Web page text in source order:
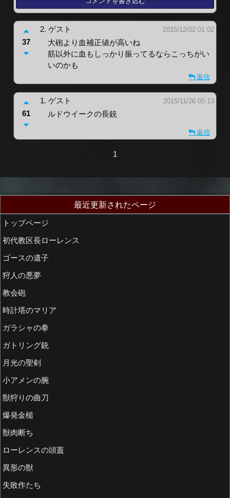
2.ゲスト 2015/12/02 01:02
大砲より血補正値が高いね
筋以外に血もしっかり振ってるならこっちがい
いのかも
37
返信
1.ゲスト 2015/11/26 05:13
ルドウイークの長銃
61
返信
1
最近更新されたページ
トップページ
初代教区長ローレンス
ゴースの遺子
狩人の悪夢
教会砲
時計塔のマリア
ガラシャの拳
ガトリング銃
月光の聖剣
小アメンの腕
獣狩りの曲刀
爆発金槌
獣肉断ち
ローレンスの頭蓋
異形の獣
失敗作たち